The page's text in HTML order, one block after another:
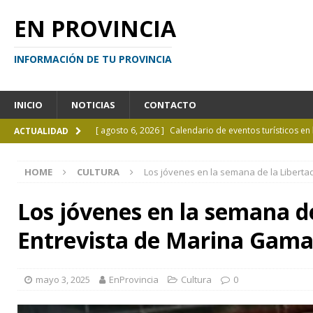
EN PROVINCIA
INFORMACIÓN DE TU PROVINCIA
INICIO NOTICIAS CONTACTO
ACTUALIDAD [ agosto 6, 2026 ] Calendario de eventos turísticos
[ agosto 5, 2026 ] La mujer que sobrevivió tras ser
[ agosto 7, 2026 ]
Borges sobre Almafuerte en la
HOME CULTURA Los jóvenes en la semana de la
Los jóvenes en la semana
Entrevista de Marina
mayo 3, 2025 EnProvincia Cultura 0